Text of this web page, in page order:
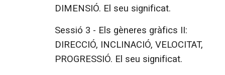
DIMENSIÓ. El seu significat.
Sessió 3 - Els gèneres gràfics II:
DIRECCIÓ, INCLINACIÓ, VELOCITAT,
PROGRESSIÓ. El seu significat.